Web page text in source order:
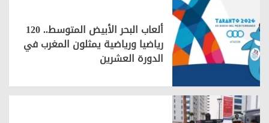
ألعاب البحر الأبيض المتوسط.. 120
رياضيا ورياضية يمثلون المغرب في
الدورة العشرين